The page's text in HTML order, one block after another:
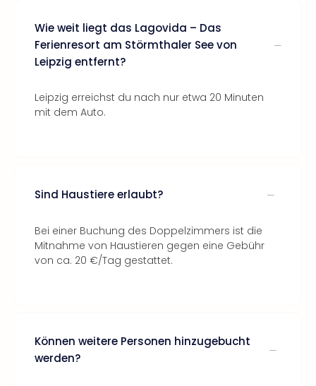
Wie weit liegt das Lagovida – Das
Ferienresort am Störmthaler See von
Leipzig entfernt?
Leipzig erreichst du nach nur etwa 20 Minuten
mit dem Auto.
Sind Haustiere erlaubt?
Bei einer Buchung des Doppelzimmers ist die
Mitnahme von Haustieren gegen eine Gebühr
von ca. 20 €/Tag gestattet.
Können weitere Personen hinzugebucht
werden?